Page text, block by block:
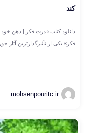
کند
دانلود کتاب قدرت فکر | ذهن خود
فکر» یکی از تأثیرگذارترین آثار
mohsenpouritc.ir